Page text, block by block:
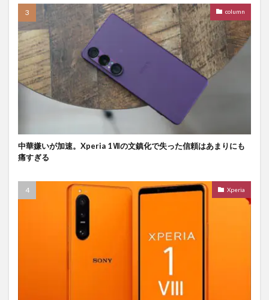
column
中華嫌いが加速。Xperia 1Ⅶの文鎮化で失った信頼はあまりにも
痛すぎる
Xperia